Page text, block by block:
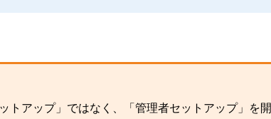
トアップ」ではなく、「管理者セットアップ」を開